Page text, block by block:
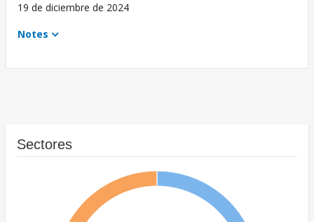
19 de diciembre de 2024
Notes
Sectores